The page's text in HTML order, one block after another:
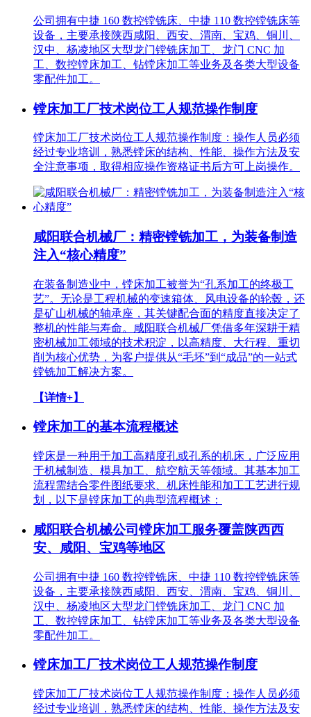
公司拥有中捷 160 数控镗铣床、中捷 110 数控镗铣床等
设备，主要承接陕西咸阳、西安、渭南、宝鸡、铜川、
汉中、杨凌地区大型龙门镗铣床加工、龙门 CNC 加
工、数控镗床加工、钻镗床加工等业务及各类大型设备
零配件加工。
镗床加工厂技术岗位工人规范操作制度
镗床加工厂技术岗位工人规范操作制度：操作人员必须
经过专业培训，熟悉镗床的结构、性能、操作方法及安
全注意事项，取得相应操作资格证书后方可上岗操作。
咸阳联合机械厂：精密镗铣加工，为装备制造
注入“核心精度”
在装备制造业中，镗床加工被誉为“孔系加工的终极工
艺”。无论是工程机械的变速箱体、风电设备的轮毂，还
是矿山机械的轴承座，其关键配合面的精度直接决定了
整机的性能与寿命。咸阳联合机械厂凭借多年深耕于精
密机械加工领域的技术积淀，以高精度、大行程、重切
削为核心优势，为客户提供从“毛坯”到“成品”的一站式
镗铣加工解决方案。
【详情+】
镗床加工的基本流程概述
镗床是一种用于加工高精度孔或孔系的机床，广泛应用
于机械制造、模具加工、航空航天等领域。其基本加工
流程需结合零件图纸要求、机床性能和加工工艺进行规
划，以下是镗床加工的典型流程概述：
咸阳联合机械公司镗床加工服务覆盖陕西西
安、咸阳、宝鸡等地区
公司拥有中捷 160 数控镗铣床、中捷 110 数控镗铣床等
设备，主要承接陕西咸阳、西安、渭南、宝鸡、铜川、
汉中、杨凌地区大型龙门镗铣床加工、龙门 CNC 加
工、数控镗床加工、钻镗床加工等业务及各类大型设备
零配件加工。
镗床加工厂技术岗位工人规范操作制度
镗床加工厂技术岗位工人规范操作制度：操作人员必须
经过专业培训，熟悉镗床的结构、性能、操作方法及安